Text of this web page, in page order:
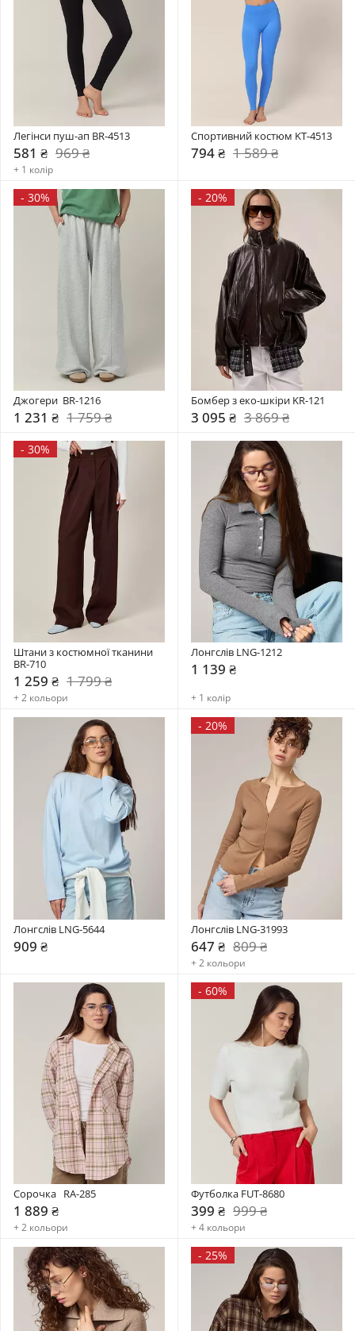
Легінси пуш-ап BR-4513
581 ₴ 969 ₴
+ 1 колір
Спортивний костюм KT-4513
794 ₴ 1 589 ₴
- 30%
Джогери  BR-1216
1 231 ₴ 1 759 ₴
- 20%
Бомбер з еко-шкіри KR-121
3 095 ₴ 3 869 ₴
- 30%
Штани з костюмної тканини
BR-710
1 259 ₴ 1 799 ₴
+ 2 кольори
Лонгслів LNG-1212
1 139 ₴
+ 1 колір
Лонгслів LNG-5644
909 ₴
- 20%
Лонгслів LNG-31993
647 ₴ 809 ₴
+ 2 кольори
Сорочка   RA-285
1 889 ₴
+ 2 кольори
- 60%
Футболка FUT-8680
399 ₴ 999 ₴
+ 4 кольори
- 25%